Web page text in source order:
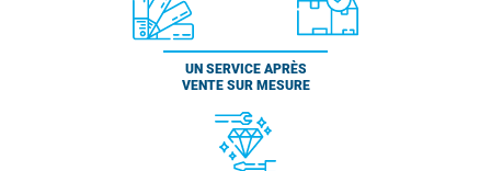
UN SERVICE APRÈS
VENTE SUR MESURE